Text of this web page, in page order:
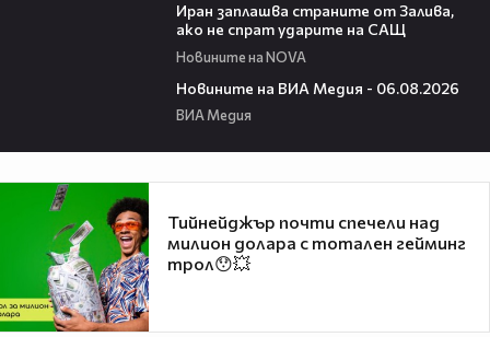
Иран заплашва страните от Залива,
ако не спрат ударите на САЩ
Новините на NOVA
Новините на ВИА Медия - 06.08.2026
ВИА Медия
Тийнейджър почти спечели над
милион долара с тотален гейминг
трол😯💥